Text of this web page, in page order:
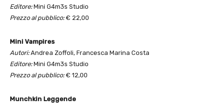
Editore:Mini G4m3s Studio
Prezzo al pubblico:€ 22,00
Mini Vampires
Autori:Andrea Zoffoli, Francesca Marina Costa
Editore:Mini G4m3s Studio
Prezzo al pubblico:€ 12,00
Munchkin Leggende